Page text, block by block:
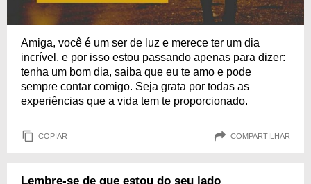
Amiga, você é um ser de luz e merece ter um dia
incrível, e por isso estou passando apenas para dizer:
tenha um bom dia, saiba que eu te amo e pode
sempre contar comigo. Seja grata por todas as
experiências que a vida tem te proporcionado.
COPIAR COMPARTILHAR
Lembre-se de que estou do seu lado